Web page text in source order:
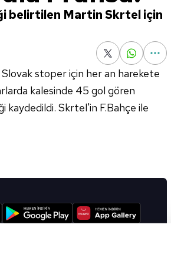
belirtilen Martin Skrtel için
Slovak stoper için her an harekete
kalesinde 45 gol gören
kaydedildi. Skrtel'in F.Bahçe ile